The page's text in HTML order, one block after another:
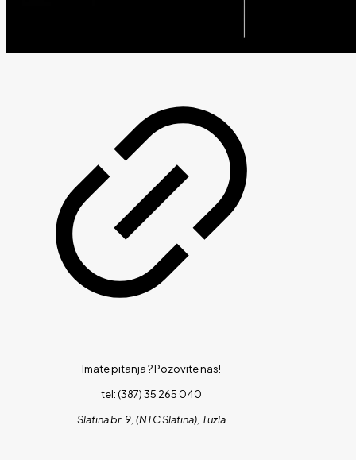
Imate pitanja ?Pozovite nas!
tel: (387) 35 265 040
Slatina br. 9, (NTC Slatina), Tuzla